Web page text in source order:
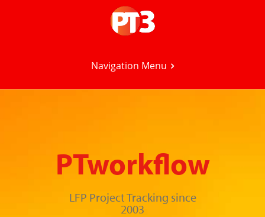
Navigation Menu
PTworkflow
LFP Project Tracking since
2003